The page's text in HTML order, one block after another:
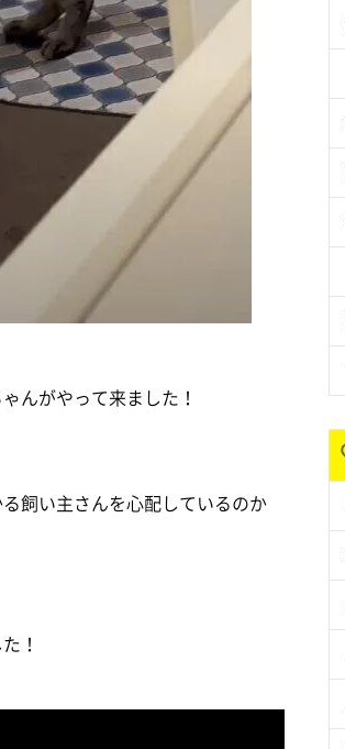
んがやって来ました！
飼い主さんを心配しているのか
！